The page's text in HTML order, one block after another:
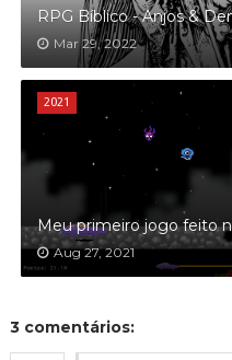
RPG Bíblico - Anjos &
Mar 29, 2022
2021
Meu primeiro jogo feito
Aug 27, 2021
3 comentários: